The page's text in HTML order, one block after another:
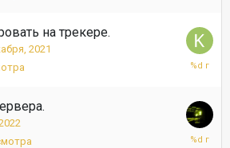
на трекере.
2021
27
25